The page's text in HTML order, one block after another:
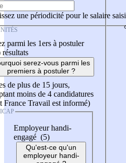
une périodicité pour le salaire saisi
parmi les 1ers à postuler
résultats
serez-vous parmi les
premiers à postuler ?
de plus de 15 jours,
moins de 4 candidatures
France Travail est informé)
Employeur handi-
engagé (5)
Qu'est-ce qu'un
employeur handi-